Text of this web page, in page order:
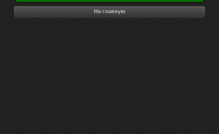
На главную